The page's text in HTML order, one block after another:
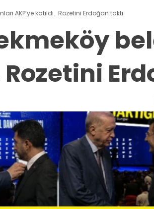
AKP’ye katıldı.. Rozetini Erdoğan taktı
Rozetini